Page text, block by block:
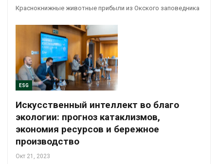
Краснокнижные животные прибыли из Окского заповедника
ESG
Искусственный интеллект во благо
экологии: прогноз катаклизмов,
экономия ресурсов и бережное
производство
Окт 21, 2023